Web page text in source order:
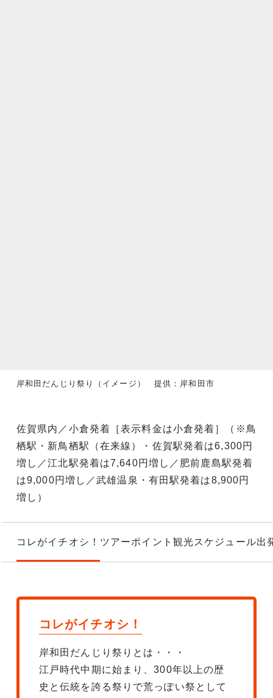
岸和田だんじり祭り（イメージ） 提供：岸和田市
佐賀県内／小倉発着［表示料金は小倉発着］（※鳥
栖駅・新鳥栖駅（在来線）・佐賀駅発着は6,300円
増し／江北駅発着は7,640円増し／肥前鹿島駅発着
は9,000円増し／武雄温泉・有田駅発着は8,900円
増し）
コレがイチオシ！ ツアーポイント 観光スケジュール出
コレがイチオシ！
岸和田だんじり祭りとは・・・
江戸時代中期に始まり、300年以上の歴
史と伝統を誇る祭りで荒っぽい祭として